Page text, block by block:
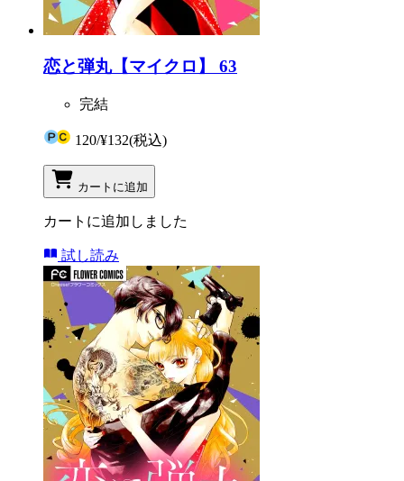
恋と弾丸【マイクロ】 63
完結
120/¥132(税込)
カートに追加
カートに追加しました
試し読み